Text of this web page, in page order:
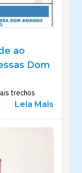
ao
Dom
trechos
Leia Mais